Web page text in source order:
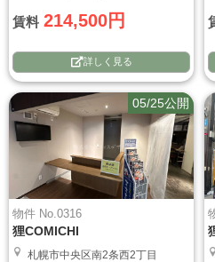
賃料 214,500円
詳しく見る
物件 No.0316
05/25公開
狸COMICHI
札幌市中央区南2条西2丁目